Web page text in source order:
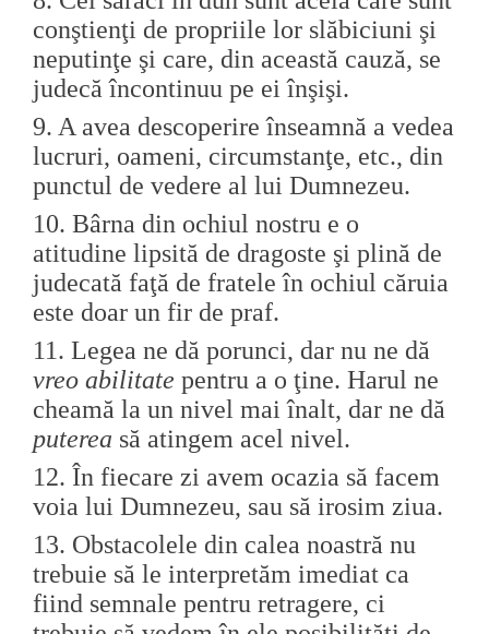
conştienţi de propriile lor slăbiciuni şi
neputinţe şi care, din această cauză, se
judecă încontinuu pe ei înşişi.
9. A avea descoperire înseamnă a vedea
lucruri, oameni, circumstanţe, etc., din
punctul de vedere al lui Dumnezeu.
10. Bârna din ochiul nostru e o
atitudine lipsită de dragoste şi plină de
judecată faţă de fratele în ochiul căruia
este doar un fir de praf.
11. Legea ne dă porunci, dar nu ne dă
vreo abilitate pentru a o ţine. Harul ne
cheamă la un nivel mai înalt, dar ne dă
puterea să atingem acel nivel.
12. În fiecare zi avem ocazia să facem
voia lui Dumnezeu, sau să irosim ziua.
13. Obstacolele din calea noastră nu
trebuie să le interpretăm imediat ca
fiind semnale pentru retragere, ci